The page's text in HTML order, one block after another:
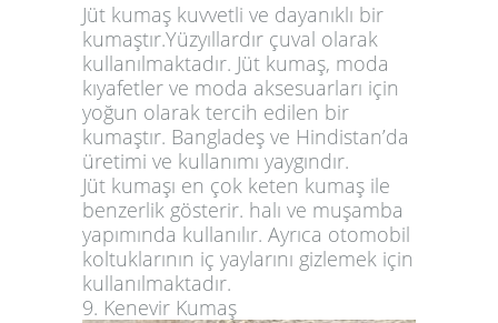
Jüt kumaş kuvvetli ve dayanıklı bir
kumaştır.Yüzyıllardır çuval olarak
kullanılmaktadır. Jüt kumaş, moda
kıyafetler ve moda aksesuarları için
yoğun olarak tercih edilen bir
kumaştır. Bangladeş ve Hindistan’da
üretimi ve kullanımı yaygındır.
Jüt kumaşı en çok keten kumaş ile
benzerlik gösterir. halı ve muşamba
yapımında kullanılır. Ayrıca otomobil
koltuklarının iç yaylarını gizlemek için
kullanılmaktadır.
9. Kenevir Kumaş